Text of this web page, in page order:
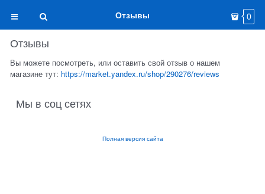
Отзывы 0
Отзывы
Вы можете посмотреть, или оставить свой отзыв о нашем
магазине тут: https://market.yandex.ru/shop/290276/reviews
Мы в соц сетях
Полная версия сайта